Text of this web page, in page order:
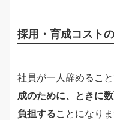
採用・育成コスト
社員が一人辞めること
成のために、ときに
負担することになりま